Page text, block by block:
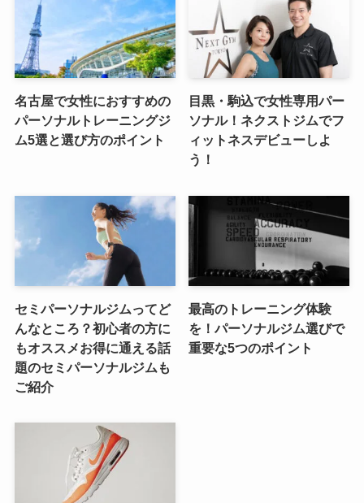
名古屋で女性におすすめの
パーソナルトレーニングジ
ム5選と選び方のポイント
目黒・駒込で女性専用パー
ソナル！ネクストジムでフ
ィットネスデビューしよ
う！
セミパーソナルジムってど
んなところ？初心者の方に
もオススメお得に通える話
題のセミパーソナルジムも
ご紹介
最高のトレーニング体験
を！パーソナルジム選びで
重要な5つのポイント